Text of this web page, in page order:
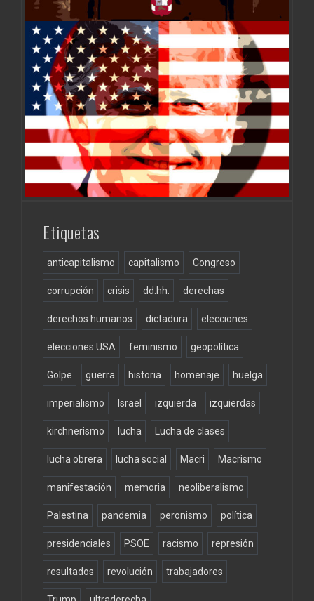
Etiquetas
anticapitalismo capitalismo Congreso
corrupción crisis dd.hh. derechas
derechos humanos dictadura elecciones
elecciones USA feminismo geopolítica
Golpe guerra historia homenaje huelga
imperialismo Israel izquierda izquierdas
kirchnerismo lucha Lucha de clases
lucha obrera lucha social Macri Macrismo
manifestación memoria neoliberalismo
Palestina pandemia peronismo política
presidenciales PSOE racismo represión
resultados revolución trabajadores